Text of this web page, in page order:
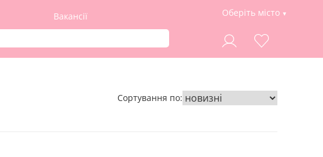
Вакансії Оберіть місто
Сортування по: